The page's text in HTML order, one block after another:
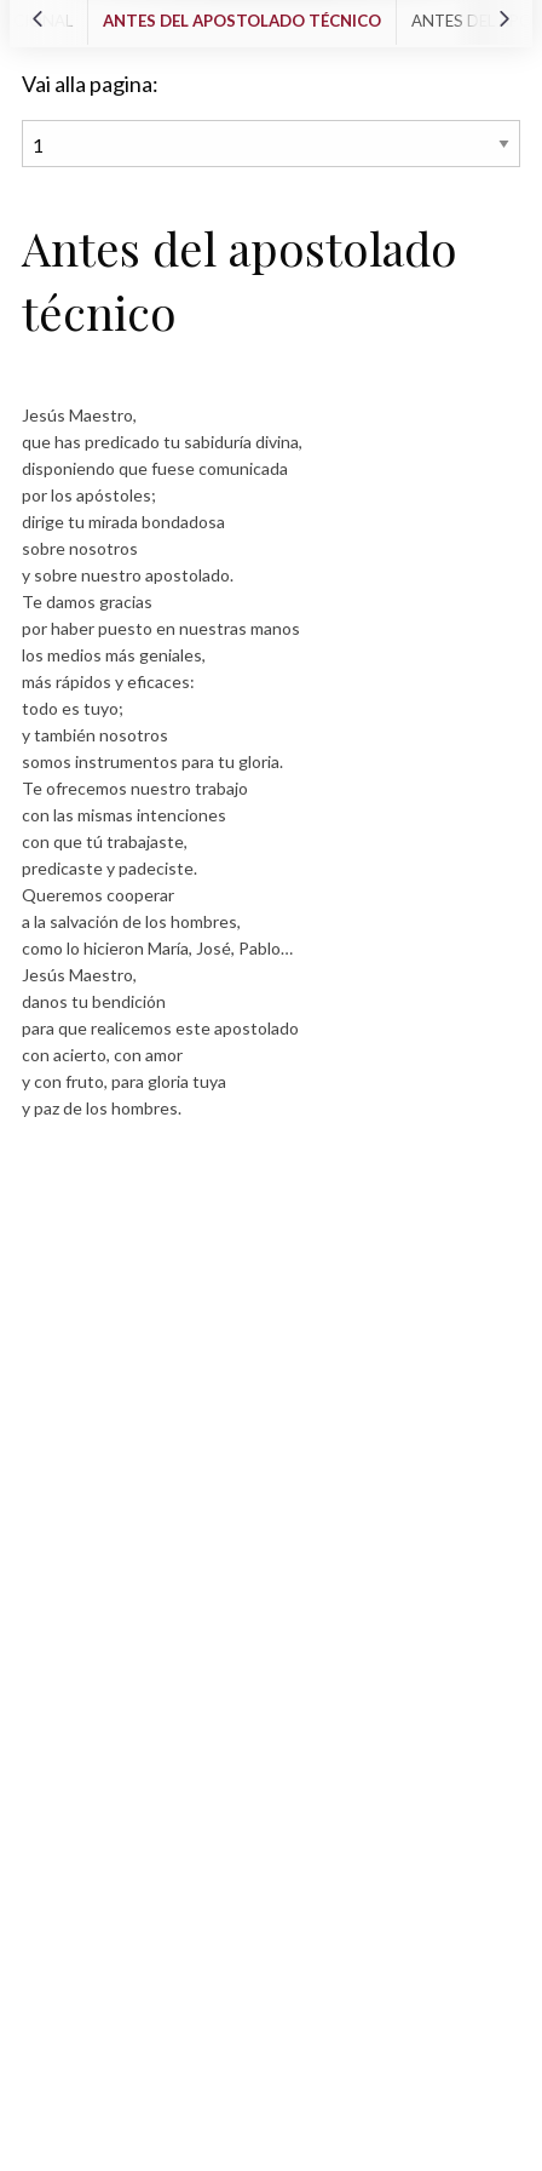
ANTES DEL APOSTOLADO TÉCNICO ANTES DEL
Vai alla pagina:
Antes del apostolado
técnico
Jesús Maestro,
que has predicado tu sabiduría divina,
disponiendo que fuese comunicada
por los apóstoles;
dirige tu mirada bondadosa
sobre nosotros
y sobre nuestro apostolado.
Te damos gracias
por haber puesto en nuestras manos
los medios más geniales,
más rápidos y eficaces:
todo es tuyo;
y también nosotros
somos instrumentos para tu gloria.
Te ofrecemos nuestro trabajo
con las mismas intenciones
con que tú trabajaste,
predicaste y padeciste.
Queremos cooperar
a la salvación de los hombres,
como lo hicieron María, José, Pablo…
Jesús Maestro,
danos tu bendición
para que realicemos este apostolado
con acierto, con amor
y con fruto, para gloria tuya
y paz de los hombres.